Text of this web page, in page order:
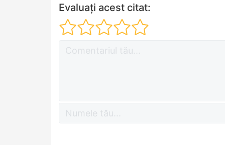
Evaluați acest citat: